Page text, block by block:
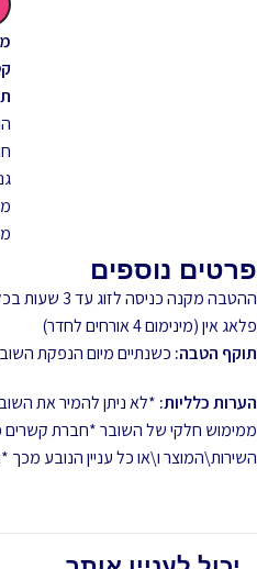
פרטים נוספים
ההטבה מקנה
פלאג אין (מינימום 4 אורחים לחדר)
תוקף הטבה: כשנתיים מיום הנפקת
הערות כלליות: *לא ניתן להמיר את
ממימוש חלקי של השובר *חברת קשרים
השירות\המוצר ו\או כל עניין הנובע